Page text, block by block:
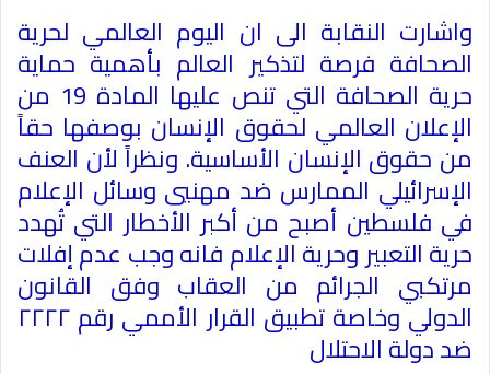
واشارت النقابة الى ان اليوم العالمي لحرية
الصحافة فرصة لتذكير العالم بأهمية حماية
حرية الصحافة التي تنص عليها المادة 19 من
الإعلان العالمي لحقوق الإنسان بوصفها حقاً
من حقوق الإنسان الأساسية. ونظراً لأن العنف
الإسرائيلي الممارس ضد مهنيي وسائل الإعلام
في فلسطين أصبح من أكبر الأخطار التي تُهدد
حرية التعبير وحرية الإعلام فانه وجب عدم إفلات
مرتكبي الجرائم من العقاب وفق القانون
الدولي وخاصة تطبيق القرار الأممي رقم ٢٢٢٢
ضد دولة الاحتلال